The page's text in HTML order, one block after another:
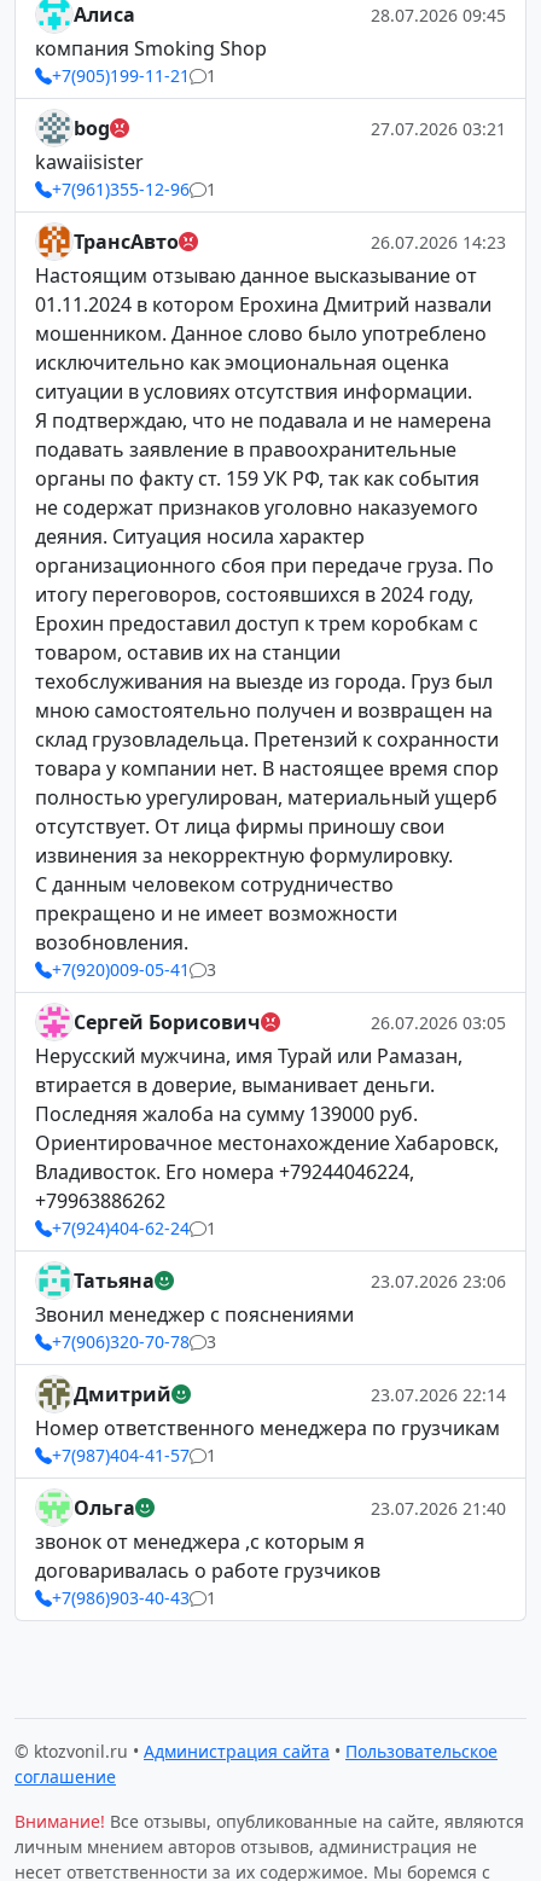
Алиса 28.07.2026 09:45
компания Smoking Shop
+7(905)199-11-21 1
bog 27.07.2026 03:21
kawaiisister
+7(961)355-12-96 1
ТрансАвто 26.07.2026 14:23
Настоящим отзываю данное высказывание от
01.11.2024 в котором Ерохина Дмитрий назвали
мошенником. Данное слово было употреблено
исключительно как эмоциональная оценка
ситуации в условиях отсутствия информации.
Я подтверждаю, что не подавала и не намерена
подавать заявление в правоохранительные
органы по факту ст. 159 УК РФ, так как события
не содержат признаков уголовно наказуемого
деяния. Ситуация носила характер
организационного сбоя при передаче груза. По
итогу переговоров, состоявшихся в 2024 году,
Ерохин предоставил доступ к трем коробкам с
товаром, оставив их на станции
техобслуживания на выезде из города. Груз был
мною самостоятельно получен и возвращен на
склад грузовладельца. Претензий к сохранности
товара у компании нет. В настоящее время спор
полностью урегулирован, материальный ущерб
отсутствует. От лица фирмы приношу свои
извинения за некорректную формулировку.
С данным человеком сотрудничество
прекращено и не имеет возможности
возобновления.
+7(920)009-05-41 3
Сергей Борисович 26.07.2026 03:05
Нерусский мужчина, имя Турай или Рамазан,
втирается в доверие, выманивает деньги.
Последняя жалоба на сумму 139000 руб.
Ориентировачное местонахождение Хабаровск,
Владивосток. Его номера +79244046224,
+79963886262
+7(924)404-62-24 1
Татьяна 23.07.2026 23:06
Звонил менеджер с пояснениями
+7(906)320-70-78 3
Дмитрий 23.07.2026 22:14
Номер ответственного менеджера по грузчикам
+7(987)404-41-57 1
Ольга 23.07.2026 21:40
звонок от менеджера ,с которым я
договаривалась о работе грузчиков
+7(986)903-40-43 1
© ktozvonil.ru • Администрация сайта • Пользовательское
соглашение
Внимание! Все отзывы, опубликованные на сайте, являются
личным мнением авторов отзывов, администрация не
несет ответственности за их содержимое. Мы боремся с